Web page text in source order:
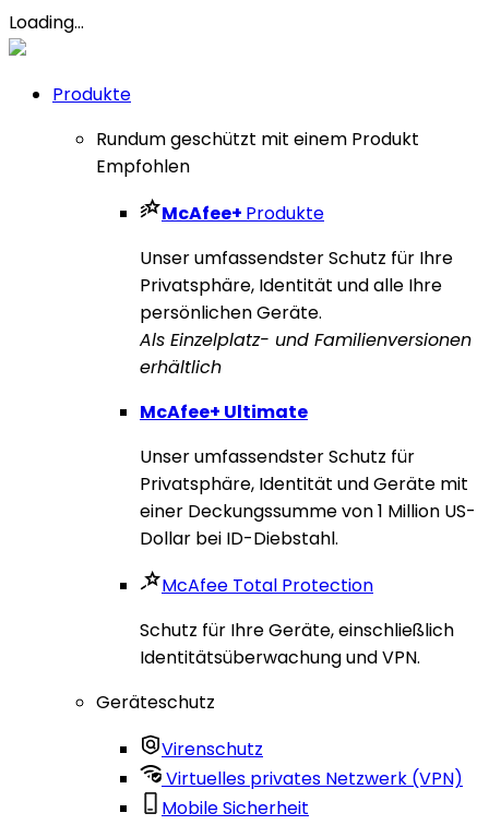
Loading...
Produkte
Rundum geschützt mit einem Produkt
Empfohlen
McAfee+ Produkte
Unser umfassendster Schutz für Ihre
Privatsphäre, Identität und alle Ihre
persönlichen Geräte.
Als Einzelplatz- und Familienversionen
erhältlich
McAfee+ Ultimate
Unser umfassendster Schutz für
Privatsphäre, Identität und Geräte mit
einer Deckungssumme von 1 Million US-
Dollar bei ID-Diebstahl.
McAfee Total Protection
Schutz für Ihre Geräte, einschließlich
Identitätsüberwachung und VPN.
Geräteschutz
Virenschutz
Virtuelles privates Netzwerk (VPN)
Mobile Sicherheit